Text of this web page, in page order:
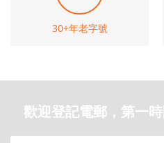
30+年老字號
歡迎登記電郵，第一